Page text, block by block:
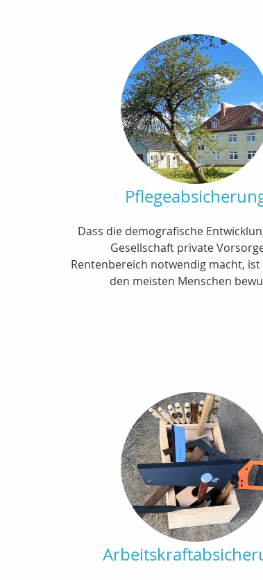
Dass die demografische
Gesellschaft private
Rentenbereich notwendig macht, ist
den meisten Menschen